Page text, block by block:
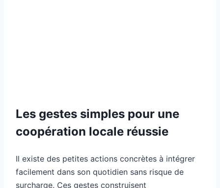
Les gestes simples pour une
coopération locale réussie
Il existe des petites actions concrètes à intégrer
facilement dans son quotidien sans risque de
surcharge. Ces gestes construisent